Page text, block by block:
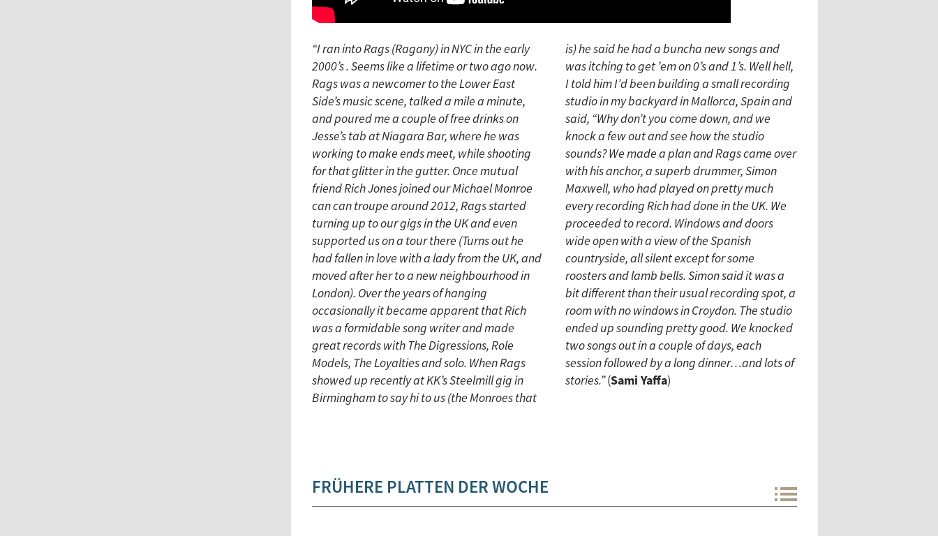
“I ran into Rags (Ragany) in NYC in the early
2000’s . Seems like a lifetime or two ago now.
Rags was a newcomer to the Lower East
Side’s music scene, talked a mile a minute,
and poured me a couple of free drinks on
Jesse’s tab at Niagara Bar, where he was
working to make ends meet, while shooting
for that glitter in the gutter. Once mutual
friend Rich Jones joined our Michael Monroe
can can troupe around 2012, Rags started
turning up to our gigs in the UK and even
supported us on a tour there (Turns out he
had fallen in love with a lady from the UK, and
moved after her to a new neighbourhood in
London). Over the years of hanging
occasionally it became apparent that Rich
was a formidable song writer and made
great records with The Digressions, Role
Models, The Loyalties and solo. When Rags
showed up recently at KK’s Steelmill gig in
Birmingham to say hi to us (the Monroes that
is) he said he had a buncha new songs and
was itching to get ’em on 0’s and 1’s. Well hell,
I told him I’d been building a small recording
studio in my backyard in Mallorca, Spain and
said, “Why don’t you come down, and we
knock a few out and see how the studio
sounds? We made a plan and Rags came over
with his anchor, a superb drummer, Simon
Maxwell, who had played on pretty much
every recording Rich had done in the UK. We
proceeded to record. Windows and doors
wide open with a view of the Spanish
countryside, all silent except for some
roosters and lamb bells. Simon said it was a
bit different than their usual recording spot, a
room with no windows in Croydon. The studio
ended up sounding pretty good. We knocked
two songs out in a couple of days, each
session followed by a long dinner…and lots of
stories.”(Sami Yaffa)
FRÜHERE PLATTEN DER WOCHE